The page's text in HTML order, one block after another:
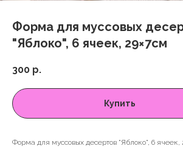
Форма для муссовых
"Яблоко", 6 ячеек, 29×7см
300 р.
Купить
Форма для муссовых десертов "Яблоко", 6 ячеек,